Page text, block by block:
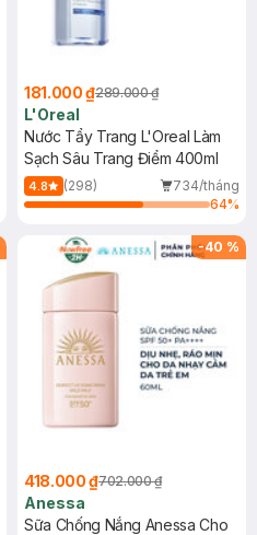
181.000 ₫289.000 ₫
L'Oreal
Nước Tẩy Trang L'Oreal Làm
Sạch Sâu Trang Điểm 400ml
4.8 (298)
734/tháng
64%
-40 %
418.000 ₫702.000 ₫
Anessa
Sữa Chống Nắng Anessa Cho